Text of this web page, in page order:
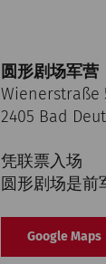
圆形剧场军营
Wienerstraße
2405 Bad
凭联票入场
圆形剧场是前
Google Maps